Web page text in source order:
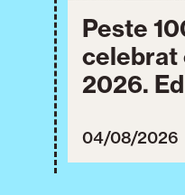
Peste
celebrat
2026.
04/08/2026